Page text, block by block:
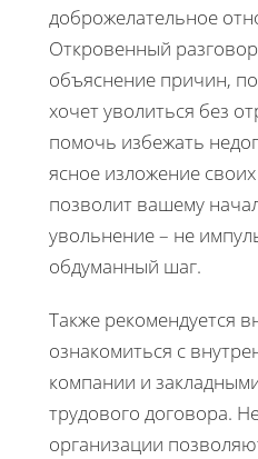
доброжелательное
Откровенный
объяснение причин,
хочет уволиться без
помочь избежать
ясное изложение
позволит вашему
увольнение – не
обдуманный шаг.
Также рекомендуется
ознакомиться с
компании и
трудового договора.
организации